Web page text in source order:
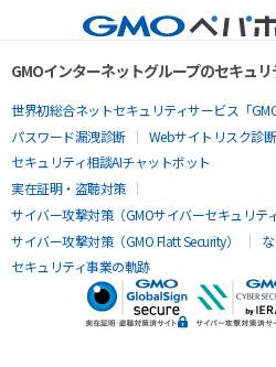
GMOインターネットグループのセキュ
世界初総合ネットセキュリティサービス「
パスワード漏洩診断
Webサイトリスク診断
セキュリティ相談AIチャットボット
実在証明・盗聴対策
サイバー攻撃対策（GMOサイバーセキュリテ
サイバー攻撃対策（GMO Flatt Security）
セキュリティ事業の軌跡